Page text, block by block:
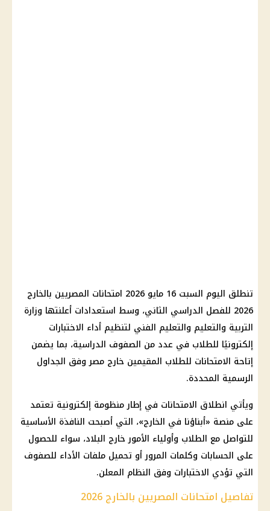
تنطلق اليوم السبت 16 مايو 2026 امتحانات المصريين بالخارج
2026 للفصل الدراسي الثاني، وسط استعدادات أعلنتها
وزارة
التربية والتعليم والتعليم الفني لتنظيم أداء الاختبارات
إلكترونيًا للطلاب في عدد من الصفوف الدراسية، بما يضمن
إتاحة الامتحانات للطلاب المقيمين خارج مصر وفق الجداول
الرسمية المحددة.
ويأتي انطلاق الامتحانات في إطار منظومة إلكترونية تعتمد
على منصة «أبناؤنا في الخارج»، التي أصبحت النافذة الأساسية
للتواصل مع الطلاب وأولياء الأمور خارج البلاد، سواء للحصول
على الحسابات وكلمات المرور أو تحميل ملفات الأداء للصفوف
التي تؤدي الاختبارات وفق النظام المعلن.
تفاصيل امتحانات المصريين بالخارج 2026